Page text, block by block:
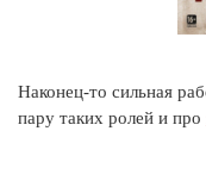
Наконец-то сильная
пару таких ролей и про